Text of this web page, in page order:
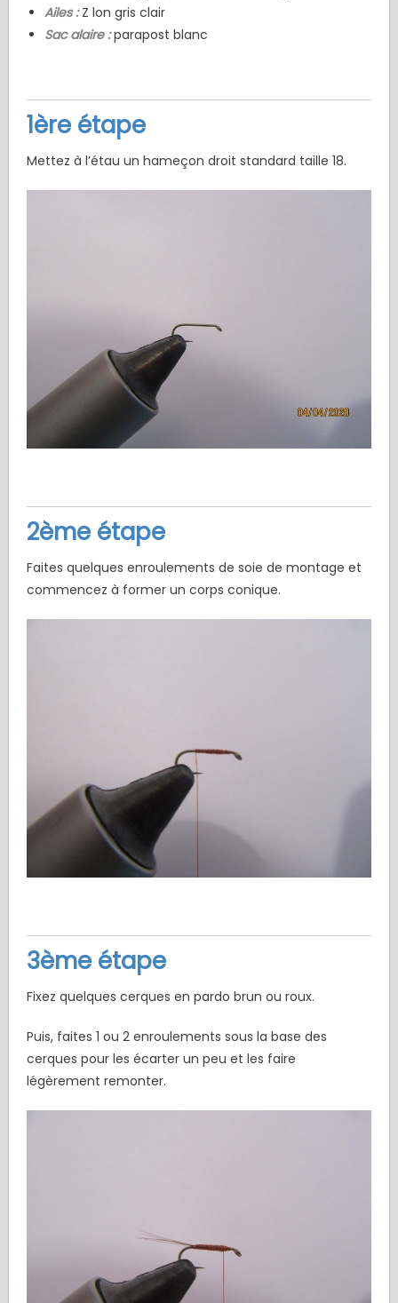
Ailes :Z lon gris clair
Sac alaire :parapost blanc
1ère étape
Mettez à l’étau un hameçon droit standard taille 18.
2ème étape
Faites quelques enroulements de soie de montage et
commencez à former un corps conique.
3ème étape
Fixez quelques cerques en pardo brun ou roux.
Puis, faites 1 ou 2 enroulements sous la base des
cerques pour les écarter un peu et les faire
légèrement remonter.